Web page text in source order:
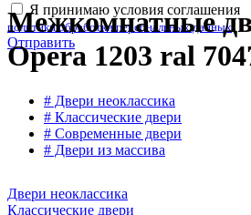
Я принимаю условия соглашения
политики обработки персональных данных
Отправить
Межкомнатные
Opera 1203 ral
# Двери неоклассика
# Классические двери
# Современные двери
# Двери из массива
Двери неоклассика
Классические двери